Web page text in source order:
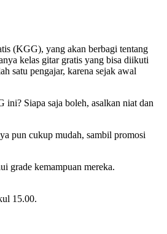
(KGG), yang akan berbagi tentang
kelas gitar gratis yang bisa diikuti
satu pengajar, karena sejak awal
Siapa saja boleh, asalkan niat dan
pun cukup mudah, sambil promosi
grade kemampuan mereka.
15.00.